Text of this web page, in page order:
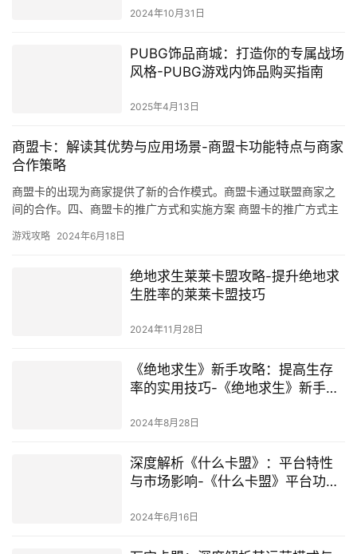
2024年10月31日
PUBG饰品商城：打造你的专属战场
风格-PUBG游戏内饰品购买指南
2025年4月13日
商盟卡：解读其优势与应用场景-商盟卡功能特点与商家
合作策略
商盟卡的出现为商家提供了新的合作模式。商盟卡通过联盟商家之
间的合作。四、商盟卡的推广方式和实施方案 商盟卡的推广方式主
游戏攻略 2024年6月18日
绝地求生莱莱卡盟攻略-提升绝地求
生胜率的莱莱卡盟技巧
2024年11月28日
《绝地求生》新手攻略：提高生存
率的实用技巧-《绝地求生》新手生
2024年8月28日
深度解析《什么卡盟》：平台特性
与市场影响-《什么卡盟》平台功能
2024年6月16日